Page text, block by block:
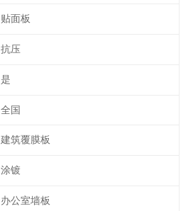
贴面板
抗压
是
全国
建筑覆膜板
涂镀
办公室墙板